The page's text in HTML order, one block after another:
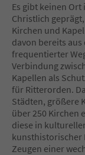
10
11
12
13
14
15
16
17
18
19
20
Es gibt keinen
Christlich
Kirchen und
davon bereits
frequentierter
Verbindung
Kapellen als
für Ritterorden.
Städten, größere
über 250 Kirchen
diese in
kunsthistorischer
Zeugen einer